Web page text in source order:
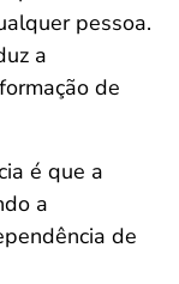
pessoa.
a
de
é que a
a
de